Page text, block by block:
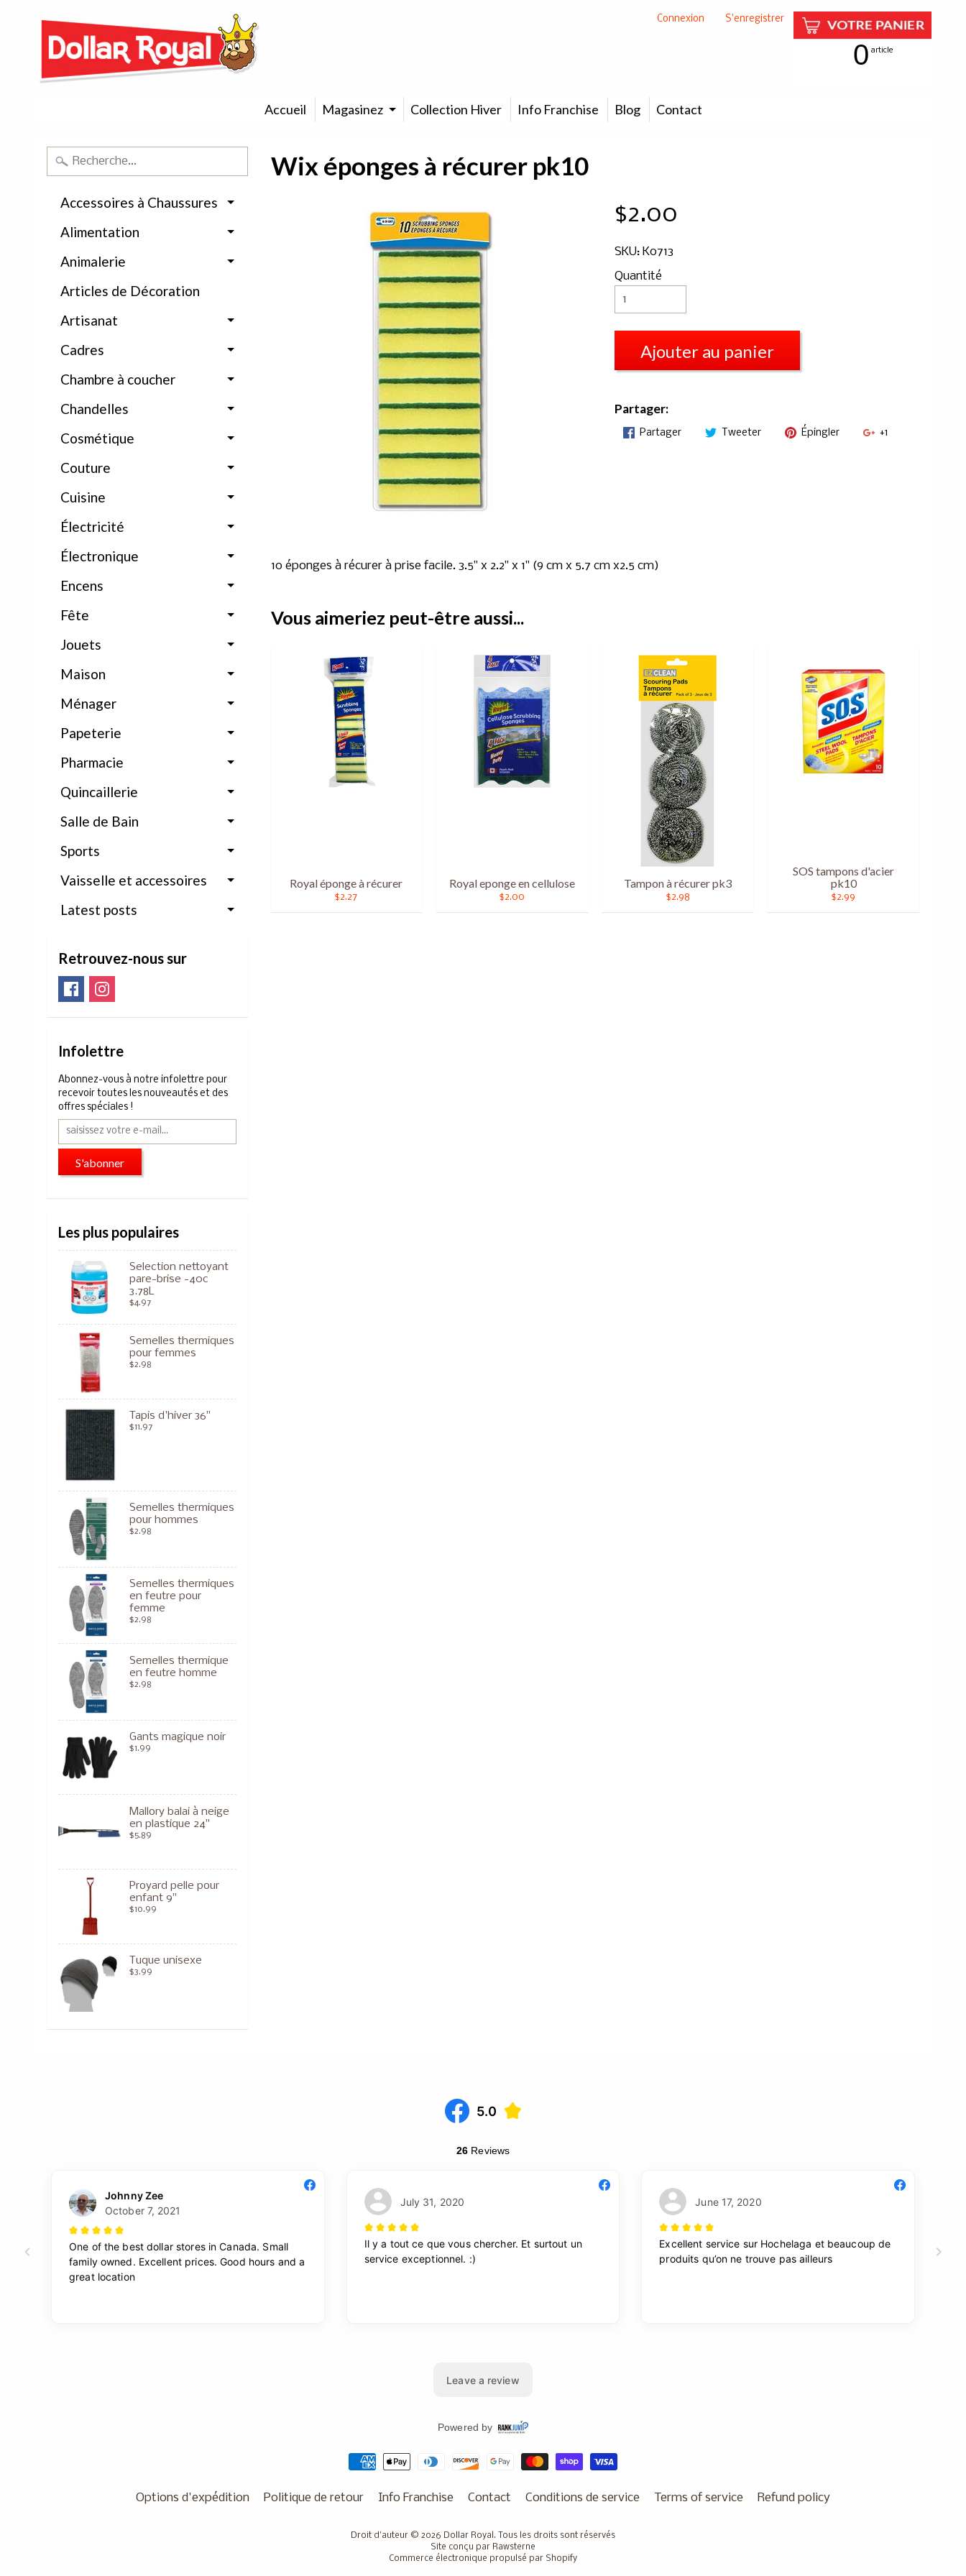
Connexion S'enregistrer
0 article
Accueil Magasinez Collection Hiver Info Franchise Blog Contact
Accessoires à Chaussures
Alimentation
Animalerie
Articles de Décoration
Artisanat
Cadres
Chambre à coucher
Chandelles
Cosmétique
Couture
Cuisine
Électricité
Électronique
Encens
Fête
Jouets
Maison
Ménager
Papeterie
Pharmacie
Quincaillerie
Salle de Bain
Sports
Vaisselle et accessoires
Latest posts
Retrouvez-nous sur
Infolettre
Abonnez-vous à notre infolettre pour
recevoir toutes les nouveautés et des
offres spéciales !
S'abonner
Les plus populaires
Selection nettoyant
pare-brise -40c
3.78L
$4.97
Semelles thermiques
pour femmes
$2.98
Tapis d'hiver 36"
$11.97
Semelles thermiques
pour hommes
$2.98
Semelles thermiques
en feutre pour
femme
$2.98
Semelles thermique
en feutre homme
$2.98
Gants magique noir
$1.99
Mallory balai à neige
en plastique 24"
$5.89
Proyard pelle pour
enfant 9"
$10.99
Tuque unisexe
$3.99
Wix éponges à récurer pk10
$2.00
SKU: K0713
Quantité
Ajouter au panier
Partager:
Partager Tweeter Épingler +1
10 éponges à récurer à prise facile. 3.5" x 2.2" x 1" (9 cm x 5.7 cm x2.5 cm)
Vous aimeriez peut-être aussi...
Royal éponge à récurer
$2.27
Royal eponge en cellulose
$2.00
Tampon à récurer pk3
$2.98
SOS tampons d'acier
pk10
$2.99
Options d'expédition Politique de retour Info Franchise Contact Conditions de service Terms of service Refund policy
Droit d'auteur © 2026 Dollar Royal . Tous les droits sont réservés
Site conçu par Rawsterne
Commerce électronique propulsé par Shopify